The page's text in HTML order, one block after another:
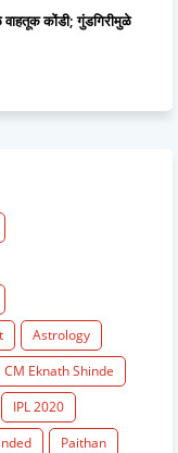
कोंडी; गुंडगिरीमुळे
Astrology
CM Eknath Shinde
IPL 2020
Paithan